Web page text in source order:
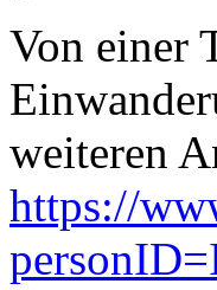
Von einer
weiteren
https://